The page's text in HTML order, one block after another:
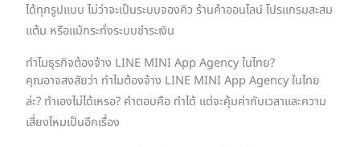
ได้ทุกรูปแบบ ไม่ว่าจะเป็นระบบจองคิว ร้านค้าออนไลน์ โปรแกรมสะสม
แต้ม หรือแม้กระทั่งระบบชำระเงิน
ทำไมธุรกิจต้องจ้าง LINE MINI App Agency ในไทย?
คุณอาจสงสัยว่า ทำไมต้องจ้าง LINE MINI App Agency ในไทย
ล่ะ? ทำเองไม่ได้เหรอ? คำตอบคือ ทำได้ แต่จะคุ้มค่ากับเวลาและความ
เสี่ยงไหมเป็นอีกเรื่อง